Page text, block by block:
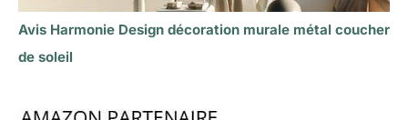
Avis Harmonie Design décoration murale métal coucher
de soleil